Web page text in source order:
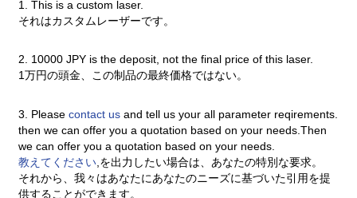
1. This is a custom laser.
それはカスタムレーザーです。
2. 10000 JPY is the deposit, not the final price of this laser.
1万円の頭金、この制品の最終価格ではない。
3. Pleasecontact usand tell us your all parameter reqirements.
then we can offer you a quotation based on your needs.Then
we can offer you a quotation based on your needs.
教えてください ,を出力したい場合は、あなたの特別な要求。
それから、我々はあなたにあなたのニーズに基づいた引用を提
供することができます。